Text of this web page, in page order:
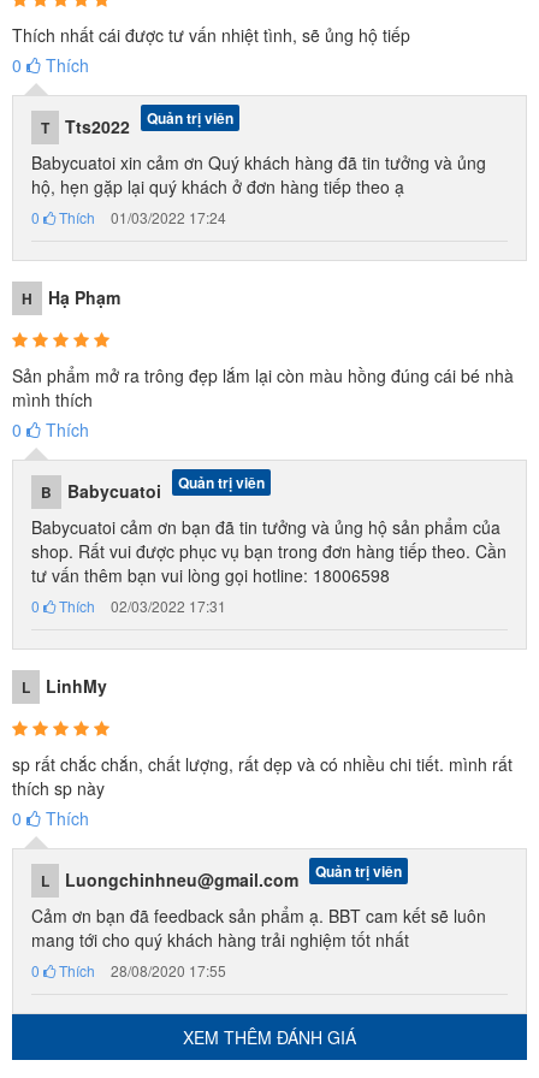
Máy giặt và ngăn tủ có cửa mở được
Thích nhất cái được tư vấn nhiệt tình, sẽ ủng hộ tiếp
0
Thích
T Tts2022 Quản trị viên
Babycuatoi xin cảm ơn Quý khách hàng đã tin tưởng và ủng
hộ, hẹn gặp lại quý khách ở đơn hàng tiếp theo ạ
0 Thích 01/03/2022 17:24
H Hạ Phạm
Sản phẩm mở ra trông đẹp lắm lại còn màu hồng đúng cái bé nhà
mình thích
0
Thích
B Babycuatoi Quản trị viên
Babycuatoi cảm ơn bạn đã tin tưởng và ủng hộ sản phẩm của
shop. Rất vui được phục vụ bạn trong đơn hàng tiếp theo. Cần
tư vấn thêm bạn vui lòng gọi hotline: 18006598
0 Thích 02/03/2022 17:31
L LinhMy
sp rất chắc chắn, chất lượng, rất dẹp và có nhiều chi tiết. mình rất
thích sp này
0
Thích
L Luongchinhneu@gmail.com Quản trị viên
Cảm ơn bạn đã feedback sản phẩm ạ. BBT cam kết sẽ luôn
mang tới cho quý khách hàng trải nghiệm tốt nhất
0 Thích 28/08/2020 17:55
XEM THÊM ĐÁNH GIÁ